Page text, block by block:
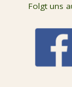
Folgt uns